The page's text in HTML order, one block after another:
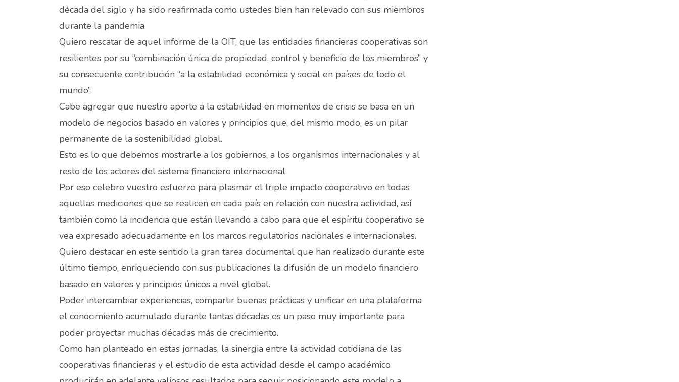
década del siglo y ha sido reafirmada como ustedes bien han relevado con sus miembros
durante la pandemia.
Quiero rescatar de aquel informe de la OIT, que las entidades financieras cooperativas son
resilientes por su “combinación única de propiedad, control y beneficio de los miembros” y
su consecuente contribución “a la estabilidad económica y social en países de todo el
mundo”.
Cabe agregar que nuestro aporte a la estabilidad en momentos de crisis se basa en un
modelo de negocios basado en valores y principios que, del mismo modo, es un pilar
permanente de la sostenibilidad global.
Esto es lo que debemos mostrarle a los gobiernos, a los organismos internacionales y al
resto de los actores del sistema financiero internacional.
Por eso celebro vuestro esfuerzo para plasmar el triple impacto cooperativo en todas
aquellas mediciones que se realicen en cada país en relación con nuestra actividad, así
también como la incidencia que están llevando a cabo para que el espíritu cooperativo se
vea expresado adecuadamente en los marcos regulatorios nacionales e internacionales.
Quiero destacar en este sentido la gran tarea documental que han realizado durante este
último tiempo, enriqueciendo con sus publicaciones la difusión de un modelo financiero
basado en valores y principios únicos a nivel global.
Poder intercambiar experiencias, compartir buenas prácticas y unificar en una plataforma
el conocimiento acumulado durante tantas décadas es un paso muy importante para
poder proyectar muchas décadas más de crecimiento.
Como han planteado en estas jornadas, la sinergia entre la actividad cotidiana de las
cooperativas financieras y el estudio de esta actividad desde el campo académico